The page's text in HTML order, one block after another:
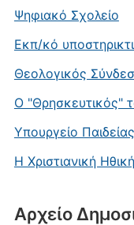
Ψηφιακό Σχολείο
Εκπ/κό
Θεολογικός
Ο "Θρησκευτικός"
Υπουργείο
Η Χριστιανική
Aρχείο